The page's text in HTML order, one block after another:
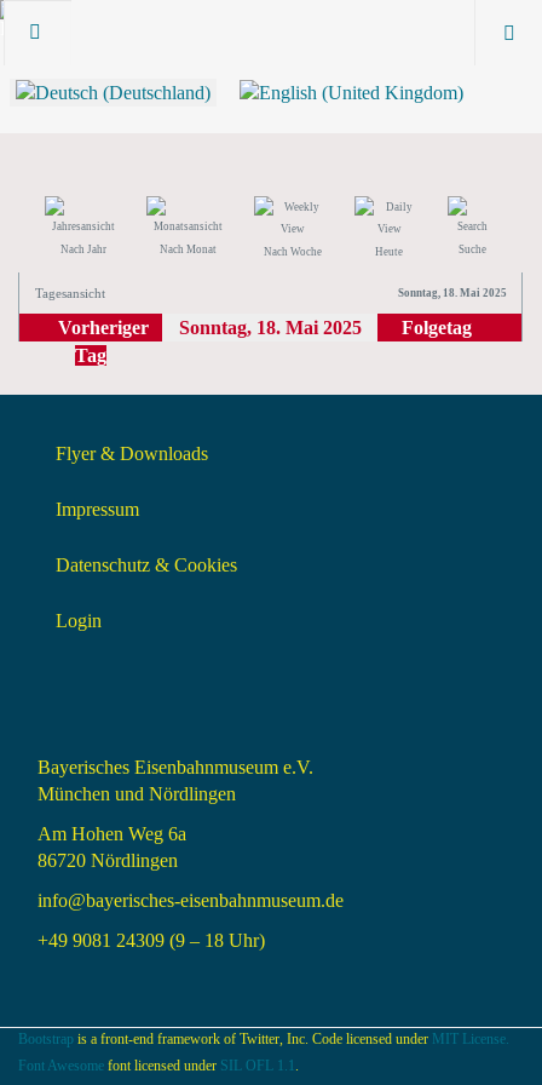
Nach Jahr Nach Monat Nach Woche Heute Suche
Tagesansicht Sonntag, 18. Mai 2025
Vorheriger
Tag
Sonntag, 18. Mai 2025 Folgetag
Flyer & Downloads
Impressum
Datenschutz & Cookies
Login
Bayerisches Eisenbahnmuseum e.V.
München und Nördlingen
Am Hohen Weg 6a
86720 Nördlingen
info@bayerisches-eisenbahnmuseum.de
+49 9081 24309 (9 – 18 Uhr)
Bootstrap is a front-end framework of Twitter, Inc. Code licensed under MIT License.
Font Awesome font licensed under SIL OFL 1.1 .